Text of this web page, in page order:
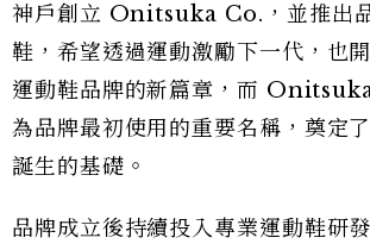
神戶創立 Onitsuka Co.，並推出
鞋，希望透過運動激勵下一代，也
運動鞋品牌的新篇章，而
為品牌最初使用的重要名稱，奠定
誕生的基礎。
品牌成立後持續投入專業運動鞋研